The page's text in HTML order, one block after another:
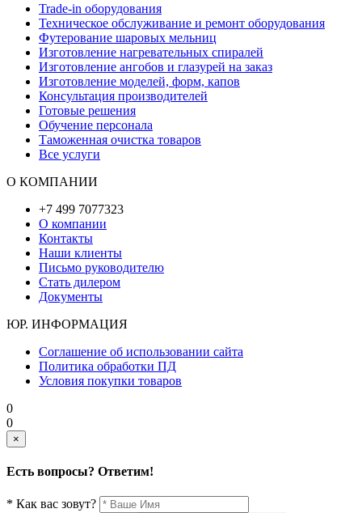
Trade-in оборудования
Техническое обслуживание и ремонт оборудования
Футерование шаровых мельниц
Изготовление нагревательных спиралей
Изготовление ангобов и глазурей на заказ
Изготовление моделей, форм, капов
Консультация производителей
Готовые решения
Обучение персонала
Таможенная очистка товаров
Все услуги
О КОМПАНИИ
+7 499 7077323
О компании
Контакты
Наши клиенты
Письмо руководителю
Стать дилером
Документы
ЮР. ИНФОРМАЦИЯ
Соглашение об использовании сайта
Политика обработки ПД
Условия покупки товаров
0
0
×
Есть вопросы? Ответим!
* Как вас зовут?